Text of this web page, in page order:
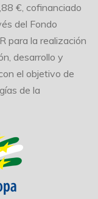
€, cofinanciado
del Fondo
para la realización
desarrollo y
el objetivo de
de la